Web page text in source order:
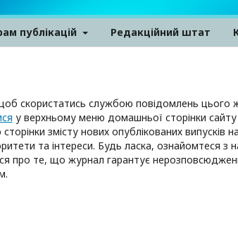
публікацій Редакційний штат
скористатись службою повідомлень цього
у верхньому меню домашньої сторінки
змісту нових опублікованих випусків
та інтереси. Будь ласка, ознайомтеся з
про те, що журнал гарантує